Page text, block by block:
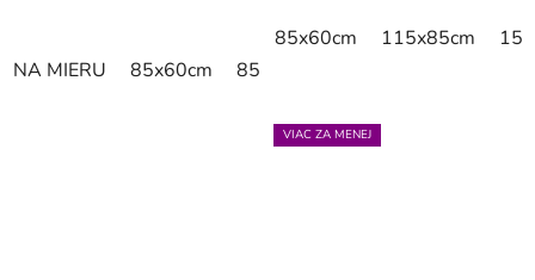
NA MIERU 85x60cm 85x75cm
85x60cm 115x85cm
VIAC ZA MENEJ